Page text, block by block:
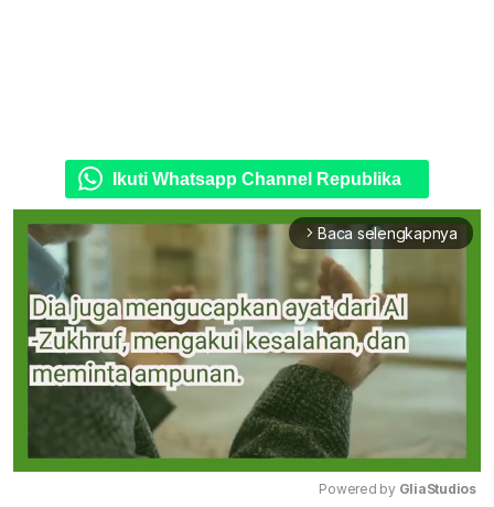
Ikuti Whatsapp Channel Republika
arrow_forward_ios Baca selengkapnya
Powered by GliaStudios